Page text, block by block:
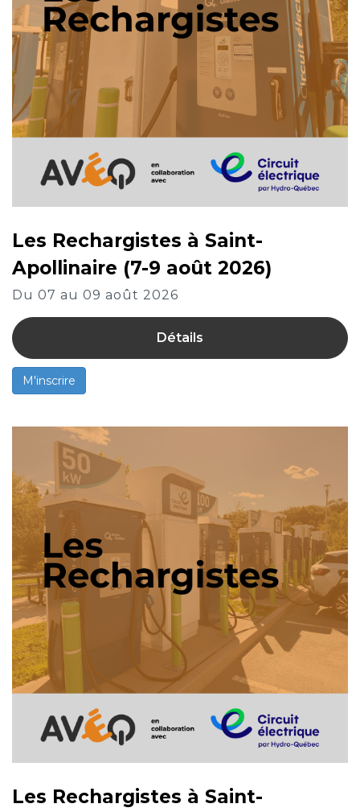
Les Rechargistes à Saint-
Apollinaire (7-9 août 2026)
Du 07 au 09 août 2026
Détails
M'inscrire
Les Rechargistes à Saint-